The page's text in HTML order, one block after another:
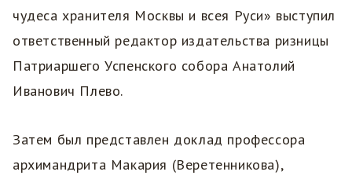
чудеса хранителя Москвы и всея Руси» выступил
ответственный редактор издательства ризницы
Патриаршего Успенского собора Анатолий
Иванович Плево.
Затем был представлен доклад профессора
архимандрита Макария (Веретенникова),